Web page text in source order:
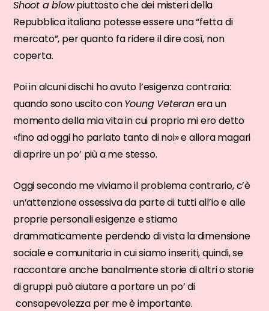
Shoot a blowpiuttosto che dei misteri della
Repubblica italiana potesse essere una “fetta di
mercato”, per quanto fa ridere il dire così, non
coperta.
Poi in alcuni dischi ho avuto l’esigenza contraria:
quando sono uscito conYoung Veteranera un
momento della mia vita in cui proprio mi ero detto
«fino ad oggi ho parlato tanto di noi» e allora magari
di aprire un po’ più a me stesso.
Oggi secondo me viviamo il problema contrario, c’è
un’attenzione ossessiva da parte di tutti all’io e alle
proprie personali esigenze e stiamo
drammaticamente perdendo di vista la dimensione
sociale e comunitaria in cui siamo inseriti, quindi, se
raccontare anche banalmente storie di altri o storie
di gruppi può aiutare a portare un po’ di
consapevolezza per me è importante.